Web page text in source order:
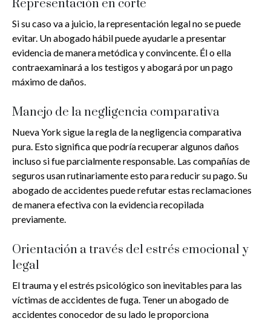
Representación en corte
Si su caso va a juicio, la representación legal no se puede
evitar. Un abogado hábil puede ayudarle a presentar
evidencia de manera metódica y convincente. Él o ella
contraexaminará a los testigos y abogará por un pago
máximo de daños.
Manejo de la negligencia comparativa
Nueva York sigue la regla de la negligencia comparativa
pura. Esto significa que podría recuperar algunos daños
incluso si fue parcialmente responsable. Las compañías de
seguros usan rutinariamente esto para reducir su pago. Su
abogado de accidentes puede refutar estas reclamaciones
de manera efectiva con la evidencia recopilada
previamente.
Orientación a través del estrés emocional y
legal
El trauma y el estrés psicológico son inevitables para las
víctimas de accidentes de fuga. Tener un abogado de
accidentes conocedor de su lado le proporciona